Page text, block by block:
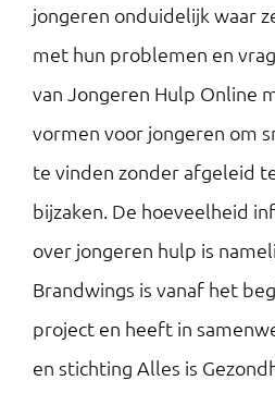
jongeren onduidelijk waar
met hun problemen en
van Jongeren Hulp Online
vormen voor jongeren om
te vinden zonder afgeleid
bijzaken. De hoeveelheid
over jongeren hulp is
Brandwings is vanaf het
project en heeft in
en stichting Alles is